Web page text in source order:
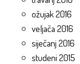
ožujak 2016
veljača 2016
siječanj 2016
studeni 2015